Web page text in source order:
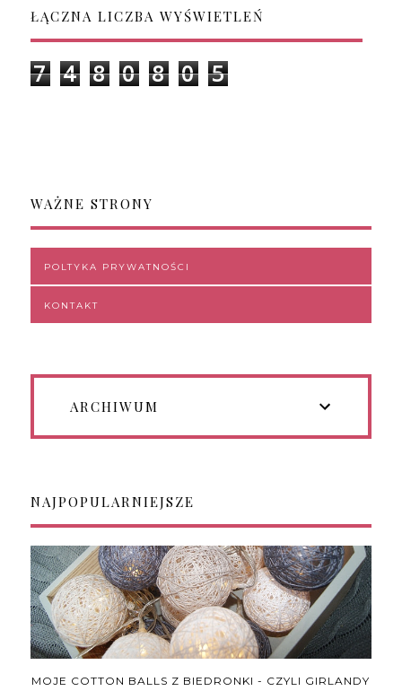
ŁĄCZNA LICZBA WYŚWIETLEŃ
7 4 8 0 8 0 5
WAŻNE STRONY
POLTYKA PRYWATNOŚCI
KONTAKT
ARCHIWUM
NAJPOPULARNIEJSZE
MOJE COTTON BALLS Z BIEDRONKI - CZYLI GIRLANDY